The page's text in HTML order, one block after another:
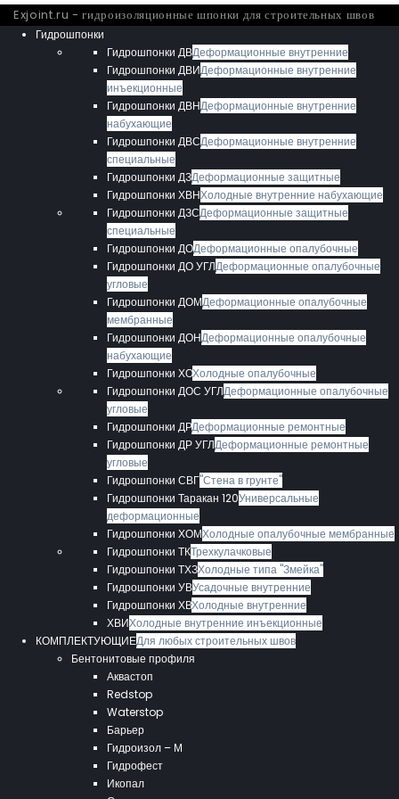
Exjoint.ru - гидроизоляционные шпонки для строительных швов
Гидрошпонки
Гидрошпонки ДВДеформационные внутренние
Гидрошпонки ДВИДеформационные внутренние
инъекционные
Гидрошпонки ДВНДеформационные внутренние
набухающие
Гидрошпонки ДВСДеформационные внутренние
специальные
Гидрошпонки ДЗДеформационные защитные
Гидрошпонки ХВНХолодные внутренние набухающие
Гидрошпонки ДЗСДеформационные защитные
специальные
Гидрошпонки ДОДеформационные опалубочные
Гидрошпонки ДО УГЛДеформационные опалубочные
угловые
Гидрошпонки ДОМДеформационные опалубочные
мембранные
Гидрошпонки ДОНДеформационные опалубочные
набухающие
Гидрошпонки ХОХолодные опалубочные
Гидрошпонки ДОС УГЛДеформационные опалубочные
угловые
Гидрошпонки ДРДеформационные ремонтные
Гидрошпонки ДР УГЛДеформационные ремонтные
угловые
Гидрошпонки СВГ"Стена в грунте"
Гидрошпонки Таракан 120Универсальные
деформационные
Гидрошпонки ХОМХолодные опалубочные мембранные
Гидрошпонки ТКТрехкулачковые
Гидрошпонки ТХЗХолодные типа "Змейка"
Гидрошпонки УВУсадочные внутренние
Гидрошпонки ХВХолодные внутренние
ХВИХолодные внутренние инъекционные
КОМПЛЕКТУЮЩИЕДля любых строительных швов
Бентонитовые профиля
Аквастоп
Redstop
Waterstop
Барьер
Гидроизол – М
Гидрофест
Икопал